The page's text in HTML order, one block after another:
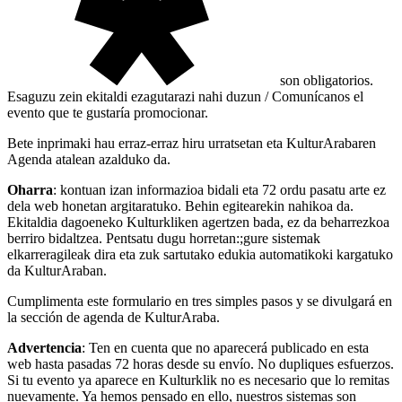
son obligatorios.
Esaguzu zein ekitaldi ezagutarazi nahi duzun / Comunícanos el
evento que te gustaría promocionar.
Bete inprimaki hau erraz-erraz hiru urratsetan eta KulturArabaren
Agenda atalean azalduko da.
Oharra: kontuan izan informazioa bidali eta 72 ordu pasatu arte ez
dela web honetan argitaratuko. Behin egitearekin nahikoa da.
Ekitaldia dagoeneko Kulturkliken agertzen bada, ez da beharrezkoa
berriro bidaltzea. Pentsatu dugu horretan:;gure sistemak
elkarreragileak dira eta zuk sartutako edukia automatikoki kargatuko
da KulturAraban.
Cumplimenta este formulario en tres simples pasos y se divulgará en
la sección de agenda de KulturAraba.
Advertencia: Ten en cuenta que no aparecerá publicado en esta
web hasta pasadas 72 horas desde su envío. No dupliques esfuerzos.
Si tu evento ya aparece en Kulturklik no es necesario que lo remitas
nuevamente. Ya hemos pensado en ello, nuestros sistemas son